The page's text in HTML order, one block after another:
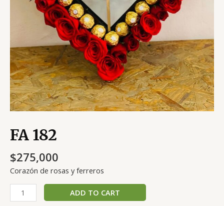
FA 182
$275,000
Corazón de rosas y ferreros
182
ADD TO CART